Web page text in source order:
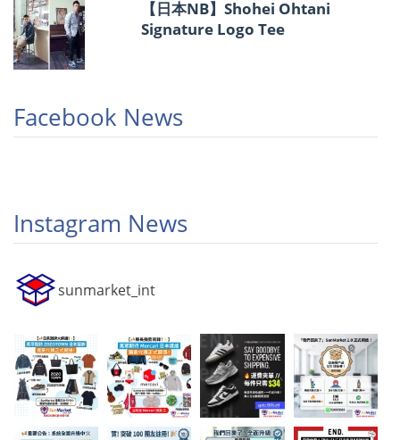
【日本NB】Shohei Ohtani
Signature Logo Tee
Facebook News
Instagram News
sunmarket_int